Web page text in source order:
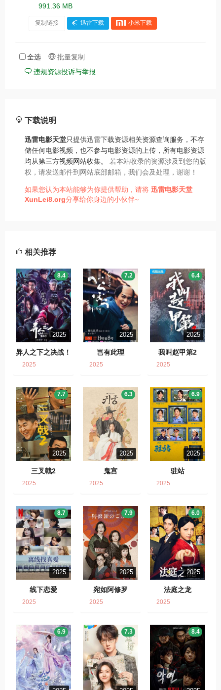
991.36 MB
复制链接 迅雷下载 小米下载
全选
批量复制
违规资源投诉与举报
下载说明
迅雷电影天堂只提供迅雷下载资源相关资源查询服务，不存
储任何电影视频，也不参与电影资源的上传，所有电影资源
均从第三方视频网站收集。 若本站收录的资源涉及到您的版
权，请发送邮件到网站底部邮箱，我们会及处理，谢谢！
如果您认为本站能够为你提供帮助，请将 迅雷电影天堂
XunLei8.org分享给你身边的小伙伴~
相关推荐
2025
异人之下之决战！
碧游村
8.4
2025
2025
岂有此理
7.2
2025
2025
我叫赵甲第2
6.4
2025
2025
三叉戟2
7.7
2025
2025
鬼宫
6.3
2025
2025
驻站
6.9
2025
2025
线下恋爱
8.7
2025
2025
宛如阿修罗
7.9
2025
2025
法庭之龙
6.0
2025
6.9 7.3 8.4